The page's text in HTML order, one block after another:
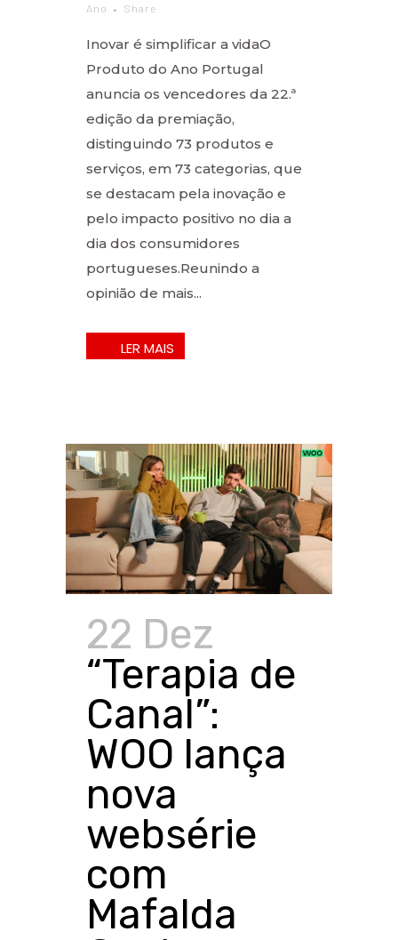
Ano
Share
Inovar é simplificar a vidaO
Produto do Ano Portugal
anuncia os vencedores da 22.ª
edição da premiação,
distinguindo 73 produtos e
serviços, em 73 categorias, que
se destacam pela inovação e
pelo impacto positivo no dia a
dia dos consumidores
portugueses.Reunindo a
opinião de mais...
22 Dez
“Terapia de
Canal”:
WOO lança
nova
websérie
com
Mafalda